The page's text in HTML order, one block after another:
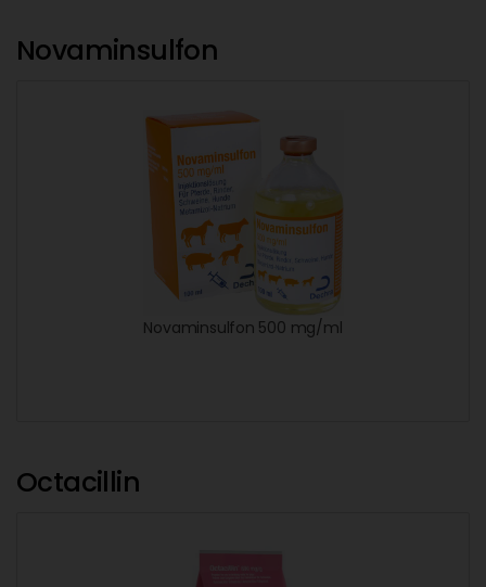
Novaminsulfon
Novaminsulfon 500 mg/ml
Octacillin